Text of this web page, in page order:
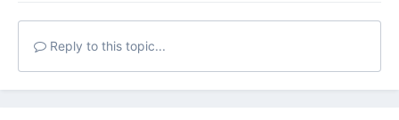
Reply to this topic...